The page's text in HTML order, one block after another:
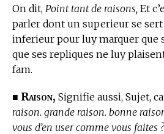
On dit, Point tant de raisons, Et
parler dont un superieur se
inferieur pour luy marquer que
que ses repliques ne luy
fam.
■ Raison, Signifie aussi, Sujet,
raison. grande raison. bonne
vous d’en user comme vous faites